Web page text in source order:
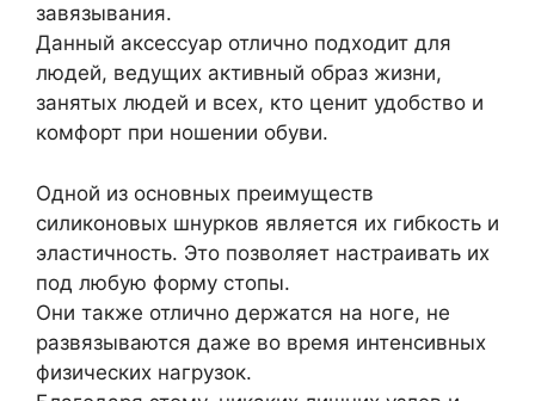
завязывания.
Данный аксессуар отлично подходит для
людей, ведущих активный образ жизни,
занятых людей и всех, кто ценит удобство и
комфорт при ношении обуви.
Одной из основных преимуществ
силиконовых шнурков является их гибкость и
эластичность. Это позволяет настраивать их
под любую форму стопы.
Они также отлично держатся на ноге, не
развязываются даже во время интенсивных
физических нагрузок.